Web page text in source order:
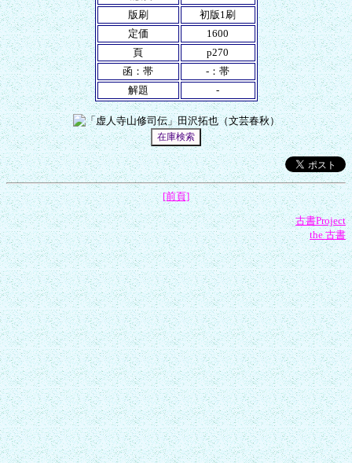
版刷
初版1刷
定価
1600
頁
p270
函：帯
-：帯
解題
-
[前頁]
古書Project
the 古書